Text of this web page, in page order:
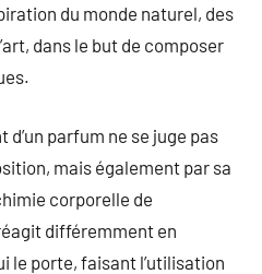
du monde naturel, des
dans le but de composer
parfum ne se juge pas
mais également par sa
corporelle de
différemment en
le porte, faisant l’utilisation